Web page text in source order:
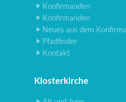
Konfirmanden
Konfirmanden
Neues aus dem
Pfadfinder
Kontakt
Klosterkirche